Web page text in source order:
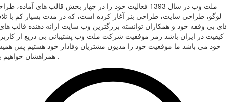
ملت وب در سال 1393 فعالیت خود را در چهار بخش قالب های آماده،
لوگو، طراحی سایت، طراحی بنر آغاز کرده است، که در مدت بسیار کم با
بی وقفه خود و همکاران توانسته بزرگترین وب سایت ارائه دهنده قالب
کیفیت در ایران باشد رمز موفقیت شرکت ملت وب پشتیبانی بی دریغ از
خود می باشد ما موقعیت خود را مدیون مشتریان وفادار خود هستیم پس
همراهشان خواهیم بود .